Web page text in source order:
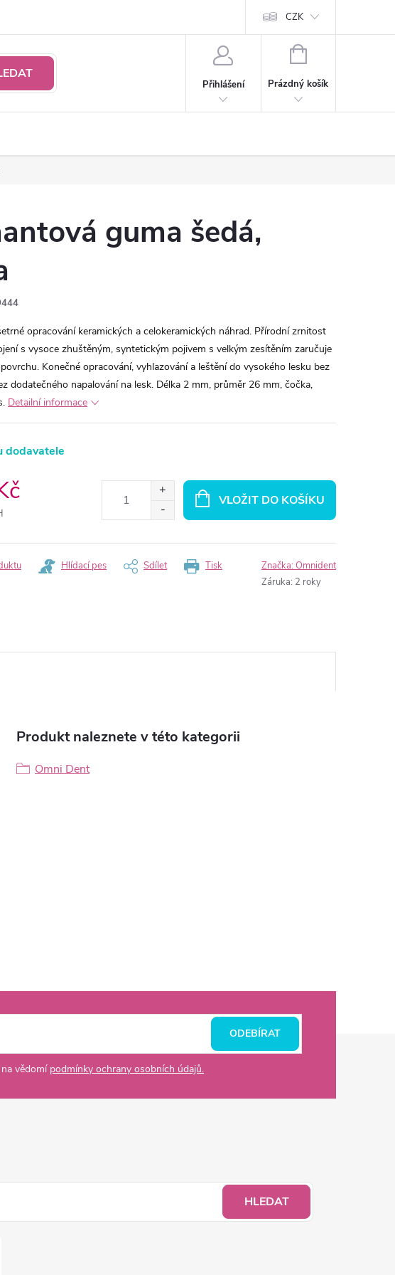
CZK
Přihlášení
NÁKUPNÍ
Prázdný košík
guma šedá,
opracování keramických a celokeramických náhrad. Přírodní zrnitost
s vysoce zhuštěným, syntetickým pojivem s velkým zesítěním zaručuje
Konečné opracování, vyhlazování a leštění do vysokého lesku bez
dodatečného napalování na lesk. Délka 2 mm, průměr 26 mm, čočka,
Detailní informace
dodavatele
VLOŽIT DO KOŠÍKU
Tisk
Hlídací pes Sdílet Značka: Omnident
Záruka: 2 roky
Produkt naleznete v této kategorii
Omni Dent
vědomí podmínky ochrany osobních údajů.
ODEBÍRAT
HLEDAT